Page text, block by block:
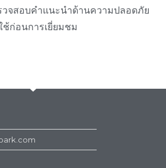
วจสอบคำแนะนำด้านความปลอดภัย
ก่อนการเยี่ยมชม